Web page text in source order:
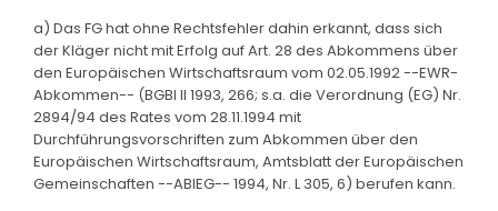
a) Das FG hat ohne Rechtsfehler dahin erkannt, dass sich
der Kläger nicht mit Erfolg auf Art. 28 des Abkommens über
den Europäischen Wirtschaftsraum vom 02.05.1992 --EWR-
Abkommen-- (BGBl II 1993, 266; s.a. die Verordnung (EG) Nr.
2894/94 des Rates vom 28.11.1994 mit
Durchführungsvorschriften zum Abkommen über den
Europäischen Wirtschaftsraum, Amtsblatt der Europäischen
Gemeinschaften --ABlEG-- 1994, Nr. L 305, 6) berufen kann.